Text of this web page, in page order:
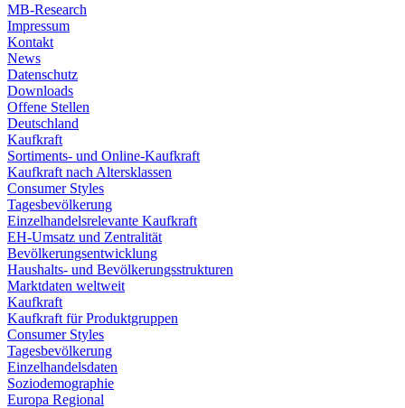
MB-Research
Impressum
Kontakt
News
Datenschutz
Downloads
Offene Stellen
Deutschland
Kaufkraft
Sortiments- und Online-Kaufkraft
Kaufkraft nach Altersklassen
Consumer Styles
Tagesbevölkerung
Einzelhandelsrelevante Kaufkraft
EH-Umsatz und Zentralität
Bevölkerungsentwicklung
Haushalts- und Bevölkerungsstrukturen
Marktdaten weltweit
Kaufkraft
Kaufkraft für Produktgruppen
Consumer Styles
Tagesbevölkerung
Einzelhandelsdaten
Soziodemographie
Europa Regional